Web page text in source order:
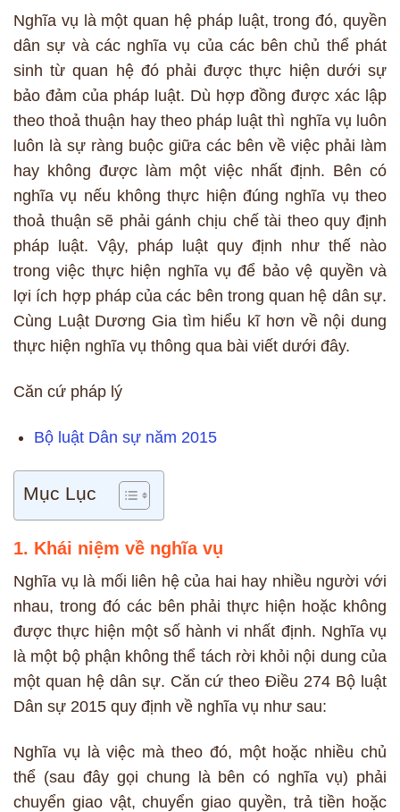
Nghĩa vụ là một quan hệ pháp luật, trong đó, quyền
dân sự và các nghĩa vụ của các bên chủ thể phát
sinh từ quan hệ đó phải được thực hiện dưới sự
bảo đảm của pháp luật. Dù hợp đồng được xác lập
theo thoả thuận hay theo pháp luật thì nghĩa vụ luôn
luôn là sự ràng buộc giữa các bên về việc phải làm
hay không được làm một việc nhất định. Bên có
nghĩa vụ nếu không thực hiện đúng nghĩa vụ theo
thoả thuận sẽ phải gánh chịu chế tài theo quy định
pháp luật. Vậy, pháp luật quy định như thế nào
trong việc thực hiện nghĩa vụ để bảo vệ quyền và
lợi ích hợp pháp của các bên trong quan hệ dân sự.
Cùng Luật Dương Gia tìm hiểu kĩ hơn về nội dung
thực hiện nghĩa vụ thông qua bài viết dưới đây.
Căn cứ pháp lý
Bộ luật Dân sự năm 2015
Mục Lục
1. Khái niệm về nghĩa vụ
Nghĩa vụ là mối liên hệ của hai hay nhiều người với
nhau, trong đó các bên phải thực hiện hoặc không
được thực hiện một số hành vi nhất định. Nghĩa vụ
là một bộ phận không thể tách rời khỏi nội dung của
một quan hệ dân sự. Căn cứ theo Điều 274 Bộ luật
Dân sự 2015 quy định về nghĩa vụ như sau:
Nghĩa vụ là việc mà theo đó, một hoặc nhiều chủ
thể (sau đây gọi chung là bên có nghĩa vụ) phải
chuyển giao vật, chuyển giao quyền, trả tiền hoặc